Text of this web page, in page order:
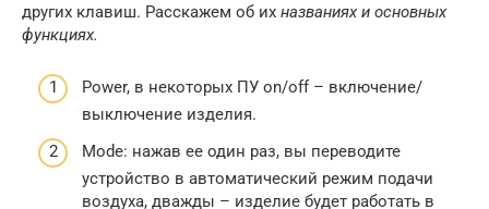
других клавиш. Расскажем об их названиях и основных
функциях.
Power, в некоторых ПУ on/off – включение/
выключение изделия.
Mode: нажав ее один раз, вы переводите
устройство в автоматический режим подачи
воздуха, дважды – изделие будет работать в